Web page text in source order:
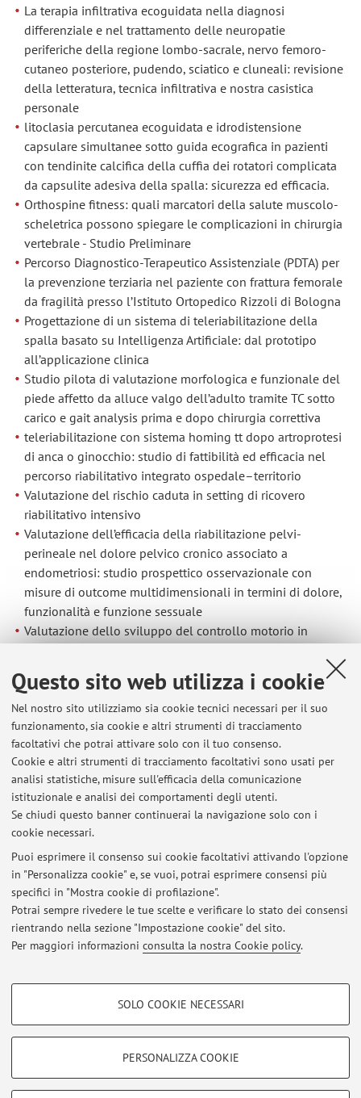
Questo sito web utilizza i cookie
Nel nostro sito utilizziamo sia cookie tecnici necessari per il suo
funzionamento, sia cookie e altri strumenti di tracciamento
facoltativi che potrai attivare solo con il tuo consenso.
Cookie e altri strumenti di tracciamento facoltativi sono usati per
analisi statistiche, misure sull'efficacia della comunicazione
istituzionale e analisi dei comportamenti degli utenti.
Se chiudi questo banner continuerai la navigazione solo con i
cookie necessari.
Puoi esprimere il consenso sui cookie facoltativi attivando l'opzione
in "Personalizza cookie" e, se vuoi, potrai esprimere consensi più
specifici in "Mostra cookie di profilazione".
Potrai sempre rivedere le tue scelte e verificare lo stato dei consensi
rientrando nella sezione "Impostazione cookie" del sito.
Per maggiori informazioni consulta la nostra Cookie policy.
COOKIE DI PROFILAZIONE - FACOLTATIVI
SOLO COOKIE NECESSARI
PERSONALIZZA COOKIE
La terapia infiltrativa ecoguidata nella diagnosi
differenziale e nel trattamento delle neuropatie
periferiche della regione lombo-sacrale, nervo femoro-
cutaneo posteriore, pudendo, sciatico e cluneali: revisione
della letteratura, tecnica infiltrativa e nostra casistica
personale
litoclasia percutanea ecoguidata e idrodistensione
capsulare simultanee sotto guida ecografica in pazienti
con tendinite calcifica della cuffia dei rotatori complicata
da capsulite adesiva della spalla: sicurezza ed efficacia.
Orthospine fitness: quali marcatori della salute muscolo-
scheletrica possono spiegare le complicazioni in chirurgia
vertebrale - Studio Preliminare
Percorso Diagnostico-Terapeutico Assistenziale (PDTA) per
la prevenzione terziaria nel paziente con frattura femorale
da fragilità presso l’Istituto Ortopedico Rizzoli di Bologna
Progettazione di un sistema di teleriabilitazione della
spalla basato su Intelligenza Artificiale: dal prototipo
all’applicazione clinica
Studio pilota di valutazione morfologica e funzionale del
piede affetto da alluce valgo dell’adulto tramite TC sotto
carico e gait analysis prima e dopo chirurgia correttiva
teleriabilitazione con sistema homing tt dopo artroprotesi
di anca o ginocchio: studio di fattibilità ed efficacia nel
percorso riabilitativo integrato ospedale–territorio
Valutazione del rischio caduta in setting di ricovero
riabilitativo intensivo
Valutazione dell’efficacia della riabilitazione pelvi-
perineale nel dolore pelvico cronico associato a
endometriosi: studio prospettico osservazionale con
misure di outcome multidimensionali in termini di dolore,
funzionalità e funzione sessuale
Valutazione dello sviluppo del controllo motorio in
tramite sensori inerziali
valutazione morfologica ecografica della puleggia a2 in
arrampicatori amatoriali: uno studio osservazionale
Visite in Telemedicina post-trattamento con Tossina
Botulinica: l'esperienza dell’Ambulatorio per la
valutazione e il trattamento della spasticità nell'adulto
dell'IRCCS Istituto delle Scienze Neurologiche di Bologna.
Uno studio retrospettivo
Ultimi avvisi
Lezione 11 dicembre cambio orario
Pubblicato il: 07 dicembre 2023
Area riservata
Accedi tramiteloginper gestire tutti i contenuti del sito.